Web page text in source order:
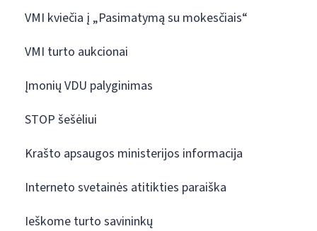
VMI kviečia į „Pasimatymą su mokesčiais“
VMI turto aukcionai
Įmonių VDU palyginimas
STOP šešėliui
Krašto apsaugos ministerijos informacija
Interneto svetainės atitikties paraiška
Ieškome turto savininkų